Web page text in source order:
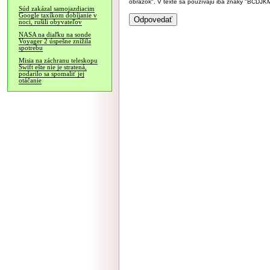
Súd zakázal samojazdiacim
Google taxíkom dobíjanie v
noci, rušili obyvateľov
NASA na diaľku na sonde
Voyager 2 úspešne znížila
spotrebu
Misia na záchranu teleskopu
Swift ešte nie je stratená,
podarilo sa spomaliť jej
otáčanie
obrázok". V texte sa používajú iba znaky